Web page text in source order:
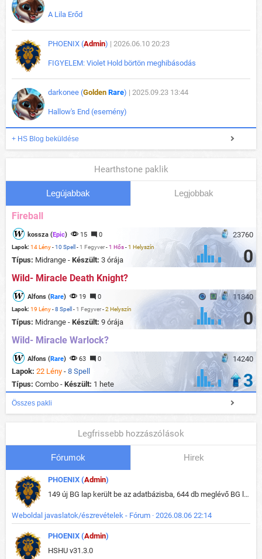
A Lila Erőd
PHOENIX (Admin) | 2026.06.10 20:23
FIGYELEM: Violet Hold börtön meghibásodás
darkonee (Golden Rare) | 2025.09.23 13:44
Hallow's End (esemény)
+ HS Blog beküldése
Hearthstone paklik
Legújabbak Legjobbak
Fireball
23760
kossza (Epic) 15 0
Lapok: 14 Lény-10 Spell - 1 Fegyver-1 Hős-1 Helyszín
Típus: Midrange - Készült: 3 órája 0
Wild- Miracle Death Knight?
11840
Alfons (Rare) 19 0
Lapok: 19 Lény-8 Spell - 1 Fegyver-2 Helyszín
Típus: Midrange - Készült: 9 órája 0
Wild- Miracle Warlock?
14240
Alfons (Rare) 63 0
Lapok: 22 Lény - 8 Spell
Típus: Combo - Készült: 1 hete 3
Összes pakli
Legfrissebb hozzászólások
Fórumok Hirek
PHOENIX (Admin)
149 új BG lap került be az adatbázisba, 644 db meglévő BG lap módosult, bekerültek az új képek a megváltozott lapokhoz is.
Weboldal javaslatok/észrevételek - Fórum · 2026.08.06 22:14
PHOENIX (Admin)
HSHU v31.3.0